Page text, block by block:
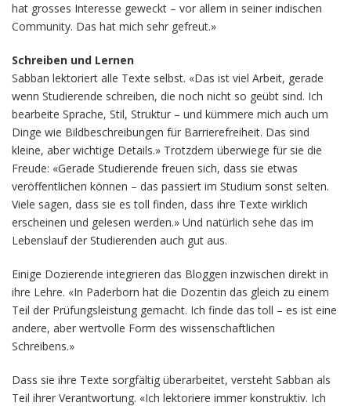
hat grosses Interesse geweckt – vor allem in seiner indischen
Community. Das hat mich sehr gefreut.»
Schreiben und Lernen
Sabban lektoriert alle Texte selbst. «Das ist viel Arbeit, gerade
wenn Studierende schreiben, die noch nicht so geübt sind. Ich
bearbeite Sprache, Stil, Struktur – und kümmere mich auch um
Dinge wie Bildbeschreibungen für Barrierefreiheit. Das sind
kleine, aber wichtige Details.» Trotzdem überwiege für sie die
Freude: «Gerade Studierende freuen sich, dass sie etwas
veröffentlichen können – das passiert im Studium sonst selten.
Viele sagen, dass sie es toll finden, dass ihre Texte wirklich
erscheinen und gelesen werden.» Und natürlich sehe das im
Lebenslauf der Studierenden auch gut aus.
Einige Dozierende integrieren das Bloggen inzwischen direkt in
ihre Lehre. «In Paderborn hat die Dozentin das gleich zu einem
Teil der Prüfungsleistung gemacht. Ich finde das toll – es ist eine
andere, aber wertvolle Form des wissenschaftlichen
Schreibens.»
Dass sie ihre Texte sorgfältig überarbeitet, versteht Sabban als
Teil ihrer Verantwortung. «Ich lektoriere immer konstruktiv. Ich